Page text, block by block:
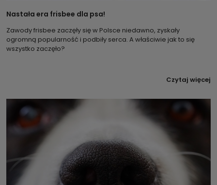
Nastała era frisbee dla psa!
Zawody frisbee zaczęły się w Polsce niedawno, zyskały
ogromną popularność i podbiły serca. A właściwie jak to się
wszystko zaczęło?
Czytaj więcej